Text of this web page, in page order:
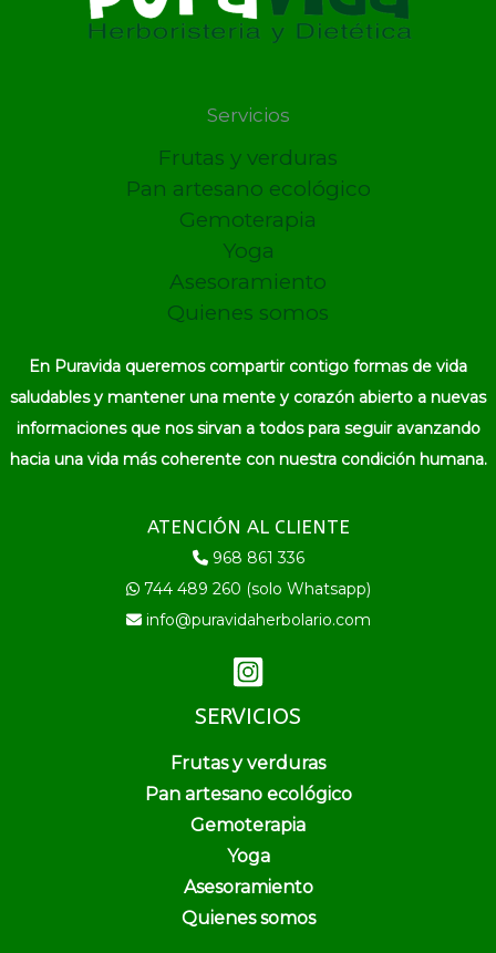
Servicios
Frutas y verduras
Pan artesano ecológico
Gemoterapia
Yoga
Asesoramiento
Quienes somos
En Puravida queremos compartir contigo formas de vida
saludables y mantener una mente y corazón abierto a nuevas
informaciones que nos sirvan a todos para seguir avanzando
hacia una vida más coherente con nuestra condición humana.
ATENCIÓN AL CLIENTE
968 861 336
744 489 260 (solo Whatsapp)
info@puravidaherbolario.com
SERVICIOS
Frutas y verduras
Pan artesano ecológico
Gemoterapia
Yoga
Asesoramiento
Quienes somos